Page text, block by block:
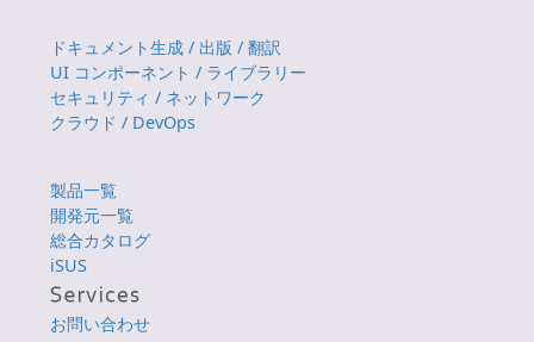
ドキュメント生成 / 出版 / 翻訳
UI コンポーネント / ライブラリー
セキュリティ / ネットワーク
クラウド / DevOps
製品一覧
開発元一覧
総合カタログ
iSUS
お問い合わせ